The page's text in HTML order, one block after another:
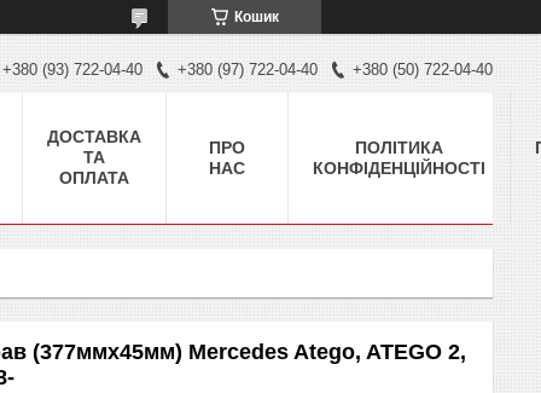
Кошик
+380 (93) 722-04-40 +380 (97) 722-04-40 +380 (50) 722-04-40
ДОСТАВКА
ТА
ОПЛАТА
ПРО
НАС
ПОЛІТИКА
КОНФІДЕНЦІЙНОСТІ
(377ммx45мм) Mercedes Atego, ATEGO 2,